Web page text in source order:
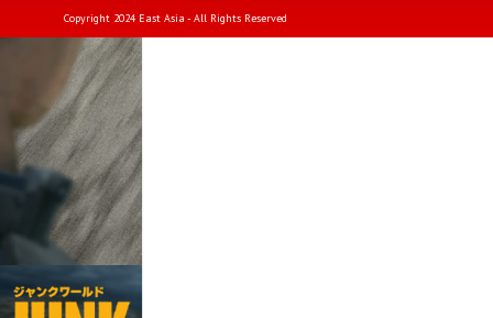
Copyright 2024 East Asia - All Rights Reserved